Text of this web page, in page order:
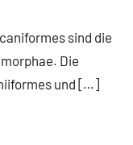
sind die
Die
und […]